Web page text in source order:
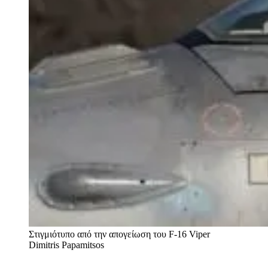
Στιγμιότυπο από την απογείωση του F-16 Viper
Dimitris Papamitsos